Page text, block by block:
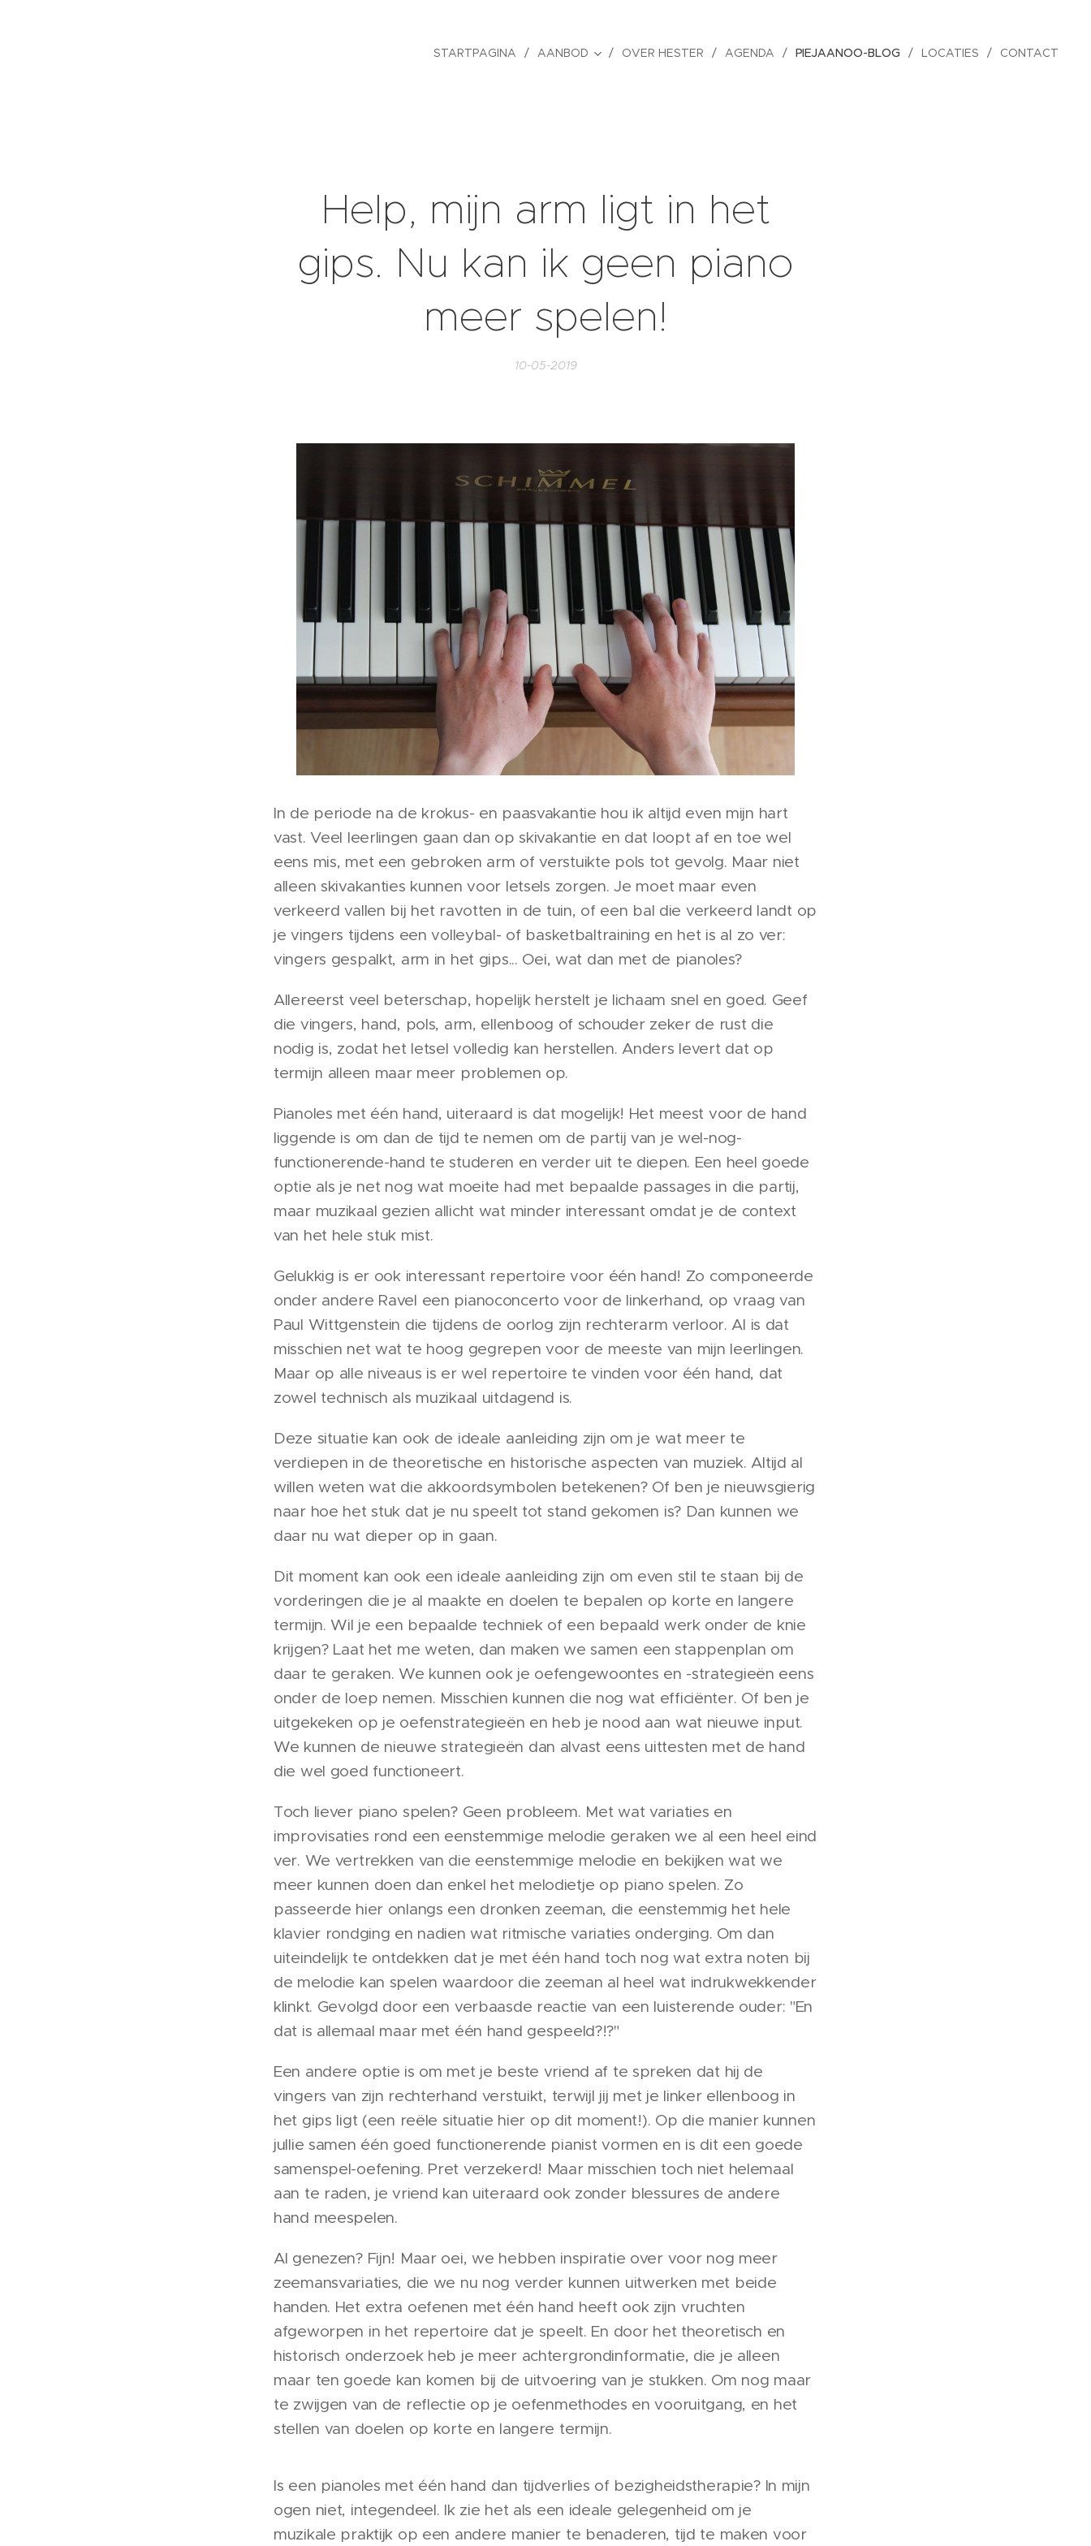
STARTPAGINA AANBOD OVER HESTER AGENDA PIEJAANOO-BLOG LOCATIES CONTACT
Help, mijn arm ligt in het
gips. Nu kan ik geen piano
meer spelen!
10-05-2019
In de periode na de krokus- en paasvakantie hou ik altijd even mijn hart
vast. Veel leerlingen gaan dan op skivakantie en dat loopt af en toe wel
eens mis, met een gebroken arm of verstuikte pols tot gevolg. Maar niet
alleen skivakanties kunnen voor letsels zorgen. Je moet maar even
verkeerd vallen bij het ravotten in de tuin, of een bal die verkeerd landt op
je vingers tijdens een volleybal- of basketbaltraining en het is al zo ver:
vingers gespalkt, arm in het gips... Oei, wat dan met de pianoles?
Allereerst veel beterschap, hopelijk herstelt je lichaam snel en goed. Geef
die vingers, hand, pols, arm, ellenboog of schouder zeker de rust die
nodig is, zodat het letsel volledig kan herstellen. Anders levert dat op
termijn alleen maar meer problemen op.
Pianoles met één hand, uiteraard is dat mogelijk! Het meest voor de hand
liggende is om dan de tijd te nemen om de partij van je wel-nog-
functionerende-hand te studeren en verder uit te diepen. Een heel goede
optie als je net nog wat moeite had met bepaalde passages in die partij,
maar muzikaal gezien allicht wat minder interessant omdat je de context
van het hele stuk mist.
Gelukkig is er ook interessant repertoire voor één hand! Zo componeerde
onder andere Ravel een pianoconcerto voor de linkerhand, op vraag van
Paul Wittgenstein die tijdens de oorlog zijn rechterarm verloor. Al is dat
misschien net wat te hoog gegrepen voor de meeste van mijn leerlingen.
Maar op alle niveaus is er wel repertoire te vinden voor één hand, dat
zowel technisch als muzikaal uitdagend is.
Deze situatie kan ook de ideale aanleiding zijn om je wat meer te
verdiepen in de theoretische en historische aspecten van muziek. Altijd al
willen weten wat die akkoordsymbolen betekenen? Of ben je nieuwsgierig
naar hoe het stuk dat je nu speelt tot stand gekomen is? Dan kunnen we
daar nu wat dieper op in gaan.
Dit moment kan ook een ideale aanleiding zijn om even stil te staan bij de
vorderingen die je al maakte en doelen te bepalen op korte en langere
termijn. Wil je een bepaalde techniek of een bepaald werk onder de knie
krijgen? Laat het me weten, dan maken we samen een stappenplan om
daar te geraken. We kunnen ook je oefengewoontes en -strategieën eens
onder de loep nemen. Misschien kunnen die nog wat efficiënter. Of ben je
uitgekeken op je oefenstrategieën en heb je nood aan wat nieuwe input.
We kunnen de nieuwe strategieën dan alvast eens uittesten met de hand
die wel goed functioneert.
Toch liever piano spelen? Geen probleem. Met wat variaties en
improvisaties rond een eenstemmige melodie geraken we al een heel eind
ver. We vertrekken van die eenstemmige melodie en bekijken wat we
meer kunnen doen dan enkel het melodietje op piano spelen. Zo
passeerde hier onlangs een dronken zeeman, die eenstemmig het hele
klavier rondging en nadien wat ritmische variaties onderging. Om dan
uiteindelijk te ontdekken dat je met één hand toch nog wat extra noten bij
de melodie kan spelen waardoor die zeeman al heel wat indrukwekkender
klinkt. Gevolgd door een verbaasde reactie van een luisterende ouder: "En
dat is allemaal maar met één hand gespeeld?!?"
Een andere optie is om met je beste vriend af te spreken dat hij de
vingers van zijn rechterhand verstuikt, terwijl jij met je linker ellenboog in
het gips ligt (een reële situatie hier op dit moment!). Op die manier kunnen
jullie samen één goed functionerende pianist vormen en is dit een goede
samenspel-oefening. Pret verzekerd! Maar misschien toch niet helemaal
aan te raden, je vriend kan uiteraard ook zonder blessures de andere
hand meespelen.
Al genezen? Fijn! Maar oei, we hebben inspiratie over voor nog meer
zeemansvariaties, die we nu nog verder kunnen uitwerken met beide
handen. Het extra oefenen met één hand heeft ook zijn vruchten
afgeworpen in het repertoire dat je speelt. En door het theoretisch en
historisch onderzoek heb je meer achtergrondinformatie, die je alleen
maar ten goede kan komen bij de uitvoering van je stukken. Om nog maar
te zwijgen van de reflectie op je oefenmethodes en vooruitgang, en het
stellen van doelen op korte en langere termijn.
Is een pianoles met één hand dan tijdverlies of bezigheidstherapie? In mijn
ogen niet, integendeel. Ik zie het als een ideale gelegenheid om je
muzikale praktijk op een andere manier te benaderen, tijd te maken voor